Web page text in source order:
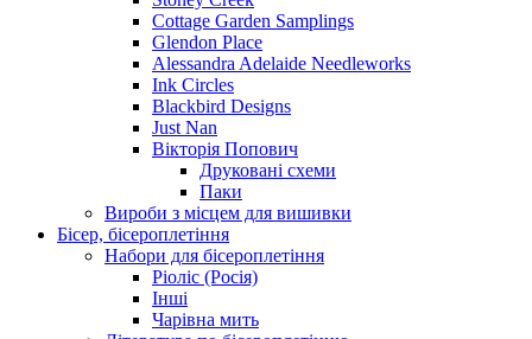
Cottage Garden Samplings
Glendon Place
Alessandra Adelaide Needleworks
Ink Circles
Blackbird Designs
Just Nan
Вікторія Попович
Друковані схеми
Паки
Вироби з місцем для вишивки
Бісер, бісероплетіння
Набори для бісероплетіння
Ріоліс (Росія)
Інші
Чарівна мить